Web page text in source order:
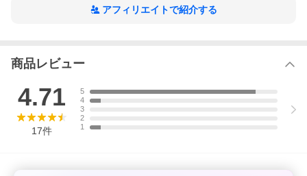
ボディケア フットケア
ダーです。天然由来の安心・強力な除菌・消臭効果で、足のイヤ
します。
※専用スプーンは並行輸入品のため、透明タイプではなく、乳白
色タイプが付属されます。
アフィリエイトで紹介する
商品レビュー
4.71
17件
5
4
3
2
1